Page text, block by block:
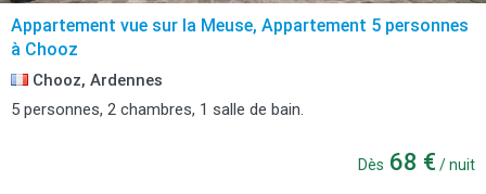
Appartement vue sur la Meuse, Appartement 5 personnes
à Chooz
Chooz, Ardennes
5 personnes, 2 chambres, 1 salle de bain.
Dès 68 € / nuit